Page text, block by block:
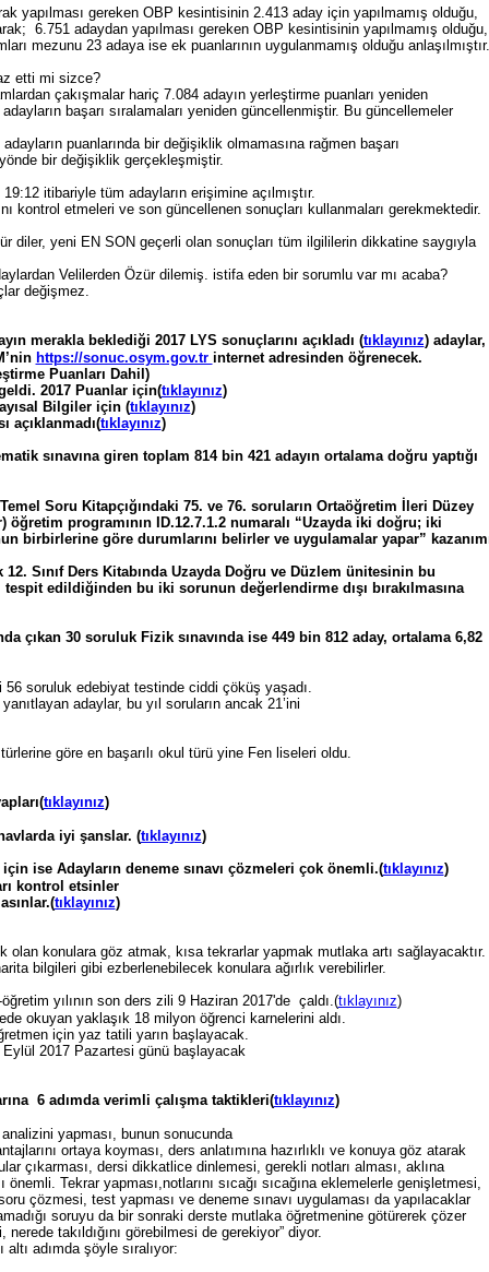
yapılması gereken OBP kesintisinin 2.413 aday için yapılmamış olduğu,
6.751 adaydan yapılması gereken OBP kesintisinin yapılmamış olduğu,
mezunu 23 adaya ise ek puanlarının uygulanmamış olduğu anlaşılmıştır.
etti mi sizce?
çakışmalar hariç 7.084 adayın yerleştirme puanları yeniden
başarı sıralamaları yeniden güncellenmiştir. Bu güncellemeler
puanlarında bir değişiklik olmamasına rağmen başarı
bir değişiklik gerçekleşmiştir.
itibariyle tüm adayların erişimine açılmıştır.
kontrol etmeleri ve son güncellenen sonuçları kullanmaları gerekmektedir.
diler, yeni EN SON geçerli olan sonuçları tüm ilgililerin dikkatine saygıyla
Velilerden Özür dilemiş. istifa eden bir sorumlu var mı acaba?
değişmez.
merakla beklediği 2017 LYS sonuçlarını açıkladı (tıklayınız) adaylar,
https://sonuc.osym.gov.tr internet adresinden öğrenecek.
Puanları Dahil)
2017 Puanlar için(tıklayınız)
Bilgiler için (tıklayınız)
açıklanmadı(tıklayınız)
sınavına giren toplam 814 bin 421 adayın ortalama doğru yaptığı
Soru Kitapçığındaki 75. ve 76. soruların Ortaöğretim İleri Düzey
öğretim programının ID.12.7.1.2 numaralı “Uzayda iki doğru; iki
birbirlerine göre durumlarını belirler ve uygulamalar yapar”
Sınıf Ders Kitabında Uzayda Doğru ve Düzlem ünitesinin bu
tespit edildiğinden bu iki sorunun değerlendirme dışı bırakılmasına
çıkan 30 soruluk Fizik sınavında ise 449 bin 812 aday, ortalama 6,82
56 soruluk edebiyat testinde ciddi çöküş yaşadı.
adaylar, bu yıl soruların ancak 21’ini
göre en başarılı okul türü yine Fen liseleri oldu.
tıklayınız)
iyi şanslar. (tıklayınız)
ise Adayların deneme sınavı çözmeleri çok önemli.(tıklayınız)
kontrol etsinler
tıklayınız)
konulara göz atmak, kısa tekrarlar yapmak mutlaka artı sağlayacaktır.
bilgileri gibi ezberlenebilecek konulara ağırlık verebilirler.
yılının son ders zili 9 Haziran 2017'de çaldı.(tıklayınız)
okuyan yaklaşık 18 milyon öğrenci karnelerini aldı.
için yaz tatili yarın başlayacak.
2017 Pazartesi günü başlayacak
6 adımda verimli çalışma taktikleri(tıklayınız)
yapması, bunun sonucunda
ortaya koyması, ders anlatımına hazırlıklı ve konuya göz atarak
çıkarması, dersi dikkatlice dinlemesi, gerekli notları alması, aklına
önemli. Tekrar yapması,notlarını sıcağı sıcağına eklemelerle genişletmesi,
çözmesi, test yapması ve deneme sınavı uygulaması da yapılacaklar
soruyu da bir sonraki derste mutlaka öğretmenine götürerek çözer
takıldığını görebilmesi de gerekiyor” diyor.
altı adımda şöyle sıralıyor: